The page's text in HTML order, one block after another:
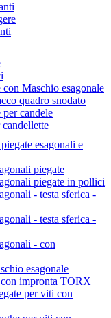
Maschio esagonale
quadro snodato
candele
esagonali e
piegate
piegate in pollici
- testa sferica -
- testa sferica -
- con
esagonale
impronta TORX
per viti con